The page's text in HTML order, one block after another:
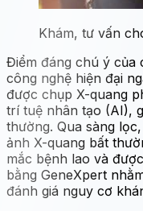
Khám, tư vấn
Điểm đáng chú ý của
công nghệ hiện đại
được chụp X-quang
trí tuệ nhân tạo (AI),
thường. Qua sàng
ảnh X-quang bất
mắc bệnh lao và
bằng GeneXpert
đánh giá nguy cơ